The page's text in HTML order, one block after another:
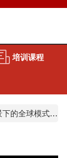
培训课程
模式与中国路径